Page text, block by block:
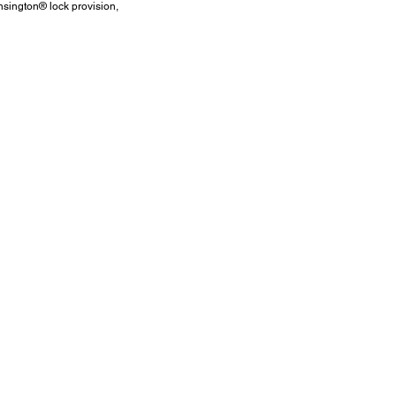
lock provision,